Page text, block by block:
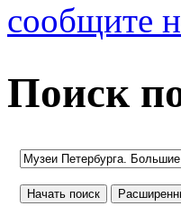
сообщите
Поиск